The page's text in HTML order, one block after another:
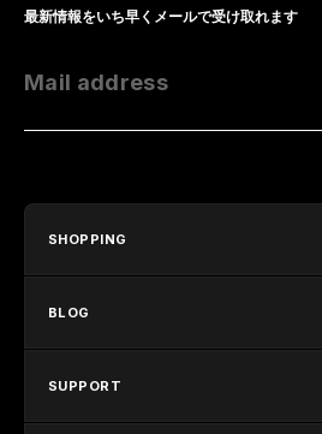
最新情報をいち早くメールで受け取れます
Mail address
SHOPPING
BLOG
SUPPORT